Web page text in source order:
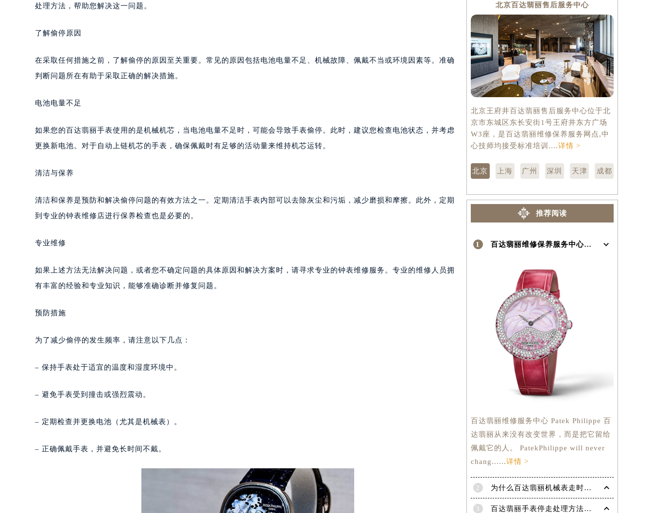
南昌市红谷滩新区红谷中大道998号绿地双子塔（中央广场）A1座办公楼14层07室（需提前预约）
深圳市罗湖区深南东路5001号华润大厦写字楼17层1701室（需提前预约）
惠州市惠城区江北文昌一路7号华贸大厦写字楼1座30层05室（需提前预约）
重庆市江北区观音桥步行街2号融恒时代广场写字楼9层902室（需提前预约）
乌鲁木齐市天山区红山路26号时代广场（CCMALL）C座17层17-B（需提前预约）
温州市鹿城区锦绣路1067号置信广场10层1015室（需提前预约）
东莞市东城街道鸿福东路1号民盈国贸中心T1写字楼9层907室（需提前预约）
无锡市梁溪区人民中路139号恒隆广场写字楼1座11层1104室（需提前预约）
南宁市青秀区金湖路59号地王大厦12楼1224室（需提前预约）
泉州市丰泽区宝洲路729号浦西万达中心写字楼A座7楼709室（需提前预约）
烟台市芝罘区胜利路139号万达金融中心A座907室（需提前预约）
贵阳市南明区都司高架桥路33号亨特国际金融中心14楼14D（需提前预约）
石家庄市长安区中山东路39号勒泰中心写字楼B座13层07室（需提前预约）
海口市龙华区金贸东路5号海口华润大厦B座17层1707室（需提前预约）
唐山市路南区新华东道100号万达广场写字楼A座10层1002室（需提前预约）
台州市椒江区东海大道1800号腾达中心东1幢20楼2002室（需提前预约）
处理方法，帮助您解决这一问题。
了解偷停原因
在采取任何措施之前，了解偷停的原因至关重要。常见的原因包括电池电量不足、机械故障、佩戴不当或环境因素等。准确
判断问题所在有助于采取正确的解决措施。
电池电量不足
如果您的百达翡丽手表使用的是机械机芯，当电池电量不足时，可能会导致手表偷停。此时，建议您检查电池状态，并考虑
更换新电池。对于自动上链机芯的手表，确保佩戴时有足够的活动量来维持机芯运转。
清洁与保养
清洁和保养是预防和解决偷停问题的有效方法之一。定期清洁手表内部可以去除灰尘和污垢，减少磨损和摩擦。此外，定期
到专业的钟表维修店进行保养检查也是必要的。
专业维修
如果上述方法无法解决问题，或者您不确定问题的具体原因和解决方案时，请寻求专业的钟表维修服务。专业的维修人员拥
有丰富的经验和专业知识，能够准确诊断并修复问题。
预防措施
为了减少偷停的发生频率，请注意以下几点：
– 保持手表处于适宜的温度和湿度环境中。
– 避免手表受到撞击或强烈震动。
– 定期检查并更换电池（尤其是机械表）。
– 正确佩戴手表，并避免长时间不戴。
北京百达翡丽售后服务中心
北京王府井百达翡丽售后服务中心位于北
京市东城区东长安街1号王府井东方广场
W3座，是百达翡丽维修保养服务网点,中
心技师均接受标准培训....详情 >
北京 上海 广州 深圳 天津 成都
推荐阅读
1 百达翡丽维修保养服务中心介绍 | Patek Philippe
百达翡丽维修服务中心 Patek Philippe 百
达翡丽从来没有改变世界，而是把它留给
佩戴它的人。 PatekPhilippe will never
chang......详情 >
2 为什么百达翡丽机械表走时会出现误差呢？
3 百达翡丽手表停走处理方法（手表停走维修）